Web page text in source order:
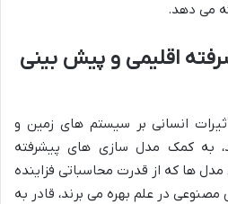
می دهد.
اقلیمی و پیش بینی
انسانی بر سیستم های زمین و
به کمک مدل سازی های پیشرفته
ها که از قدرت محاسباتی فزاینده
در علم بهره می برند، قادر به